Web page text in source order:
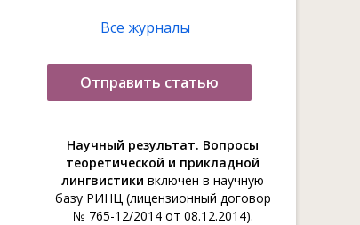
Все журналы
Отправить статью
Научный результат. Вопросы
теоретической и прикладной
лингвистики включен в научную
базу РИНЦ (лицензионный договор
№ 765-12/2014 от 08.12.2014).